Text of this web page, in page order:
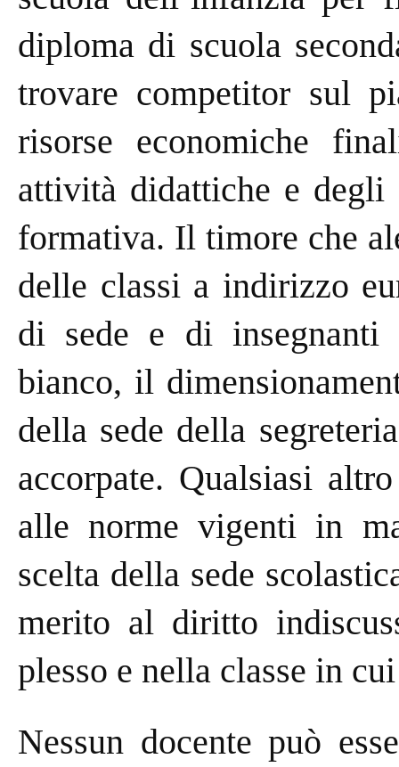
diploma di scuola
trovare competitor sul
risorse economiche
attività didattiche e
formativa. Il timore che
delle classi a indirizzo
di sede e di
bianco, il
della sede della
accorpate. Qualsiasi
alle norme vigenti in
scelta della sede
merito al diritto
plesso e nella classe in
Nessun docente può